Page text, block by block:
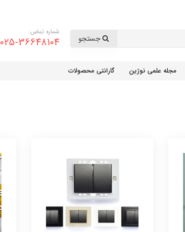
شماره تماس:
025-36648104
مجله علمی نوژین گارانتی محصولات